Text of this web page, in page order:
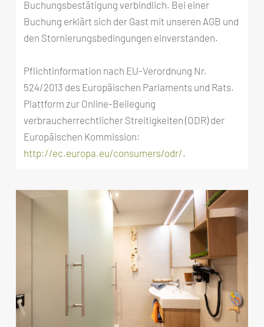
Buchungsbestätigung verbindlich. Bei einer
Buchung erklärt sich der Gast mit unseren AGB und
den Stornierungsbedingungen einverstanden.
Pflichtinformation nach EU-Verordnung Nr.
524/2013 des Europäischen Parlaments und Rats.
Plattform zur Online-Beilegung
verbraucherrechtlicher Streitigkeiten (ODR) der
Europäischen Kommission:
http://ec.europa.eu/consumers/odr/.